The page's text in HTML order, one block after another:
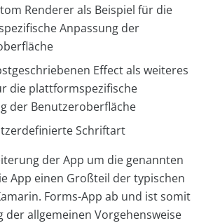
Rendererals Beispiel für die
Anpassung der
Effectals weiteres
die plattformspezifische
der Benutzeroberfläche
Schriftart
der App um die genannten
App einen Großteil der typischen
Forms-App ab und ist somit
der allgemeinen Vorgehensweise